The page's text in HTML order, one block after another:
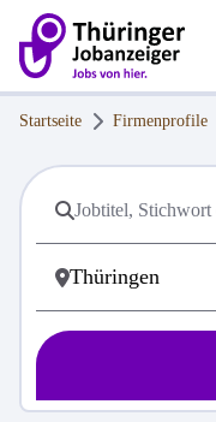
Startseite Firmenprofile